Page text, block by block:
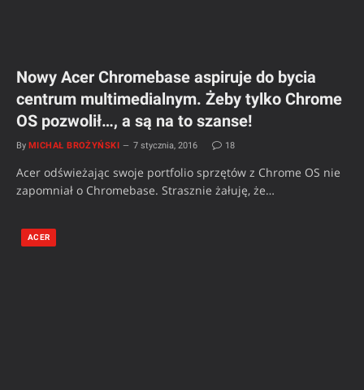
Nowy Acer Chromebase aspiruje do bycia
centrum multimedialnym. Żeby tylko Chrome
OS pozwolił…, a są na to szanse!
By MICHAŁ BROŻYŃSKI 7 stycznia, 2016 18
Acer odświeżając swoje portfolio sprzętów z Chrome OS nie
zapomniał o Chromebase. Strasznie żałuję, że…
ACER